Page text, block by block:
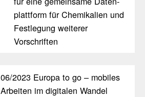
platt­form für Chemi­ka­lien und
Fest­le­gung weiterer
Vorschriften
06/​2023 Europa to go – mobiles
Arbeiten im digi­talen Wandel